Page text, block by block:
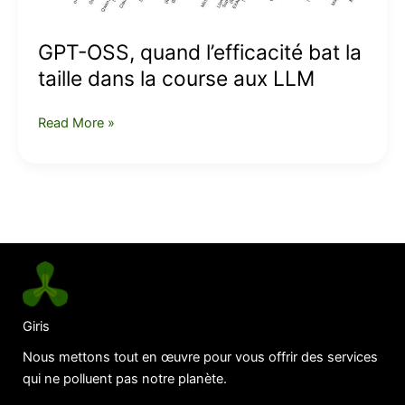
GPT-OSS, quand l’efficacité bat la
taille dans la course aux LLM
course
aux
Read More »
Giris
Nous mettons tout en œuvre pour vous offrir des services
qui ne polluent pas notre planète.